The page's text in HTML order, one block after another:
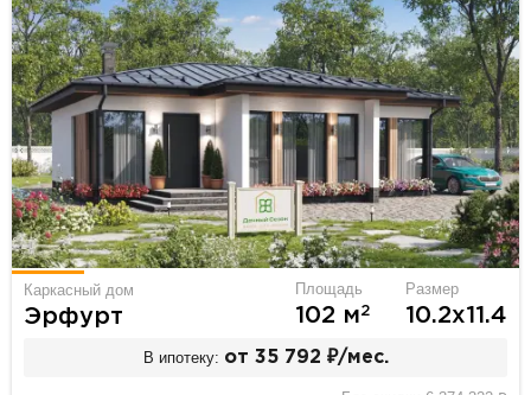
Каркасный дом
Эрфурт
Площадь
102 м2
Размер
10.2х11.4
В ипотеку: от 35 792 ₽/мес.